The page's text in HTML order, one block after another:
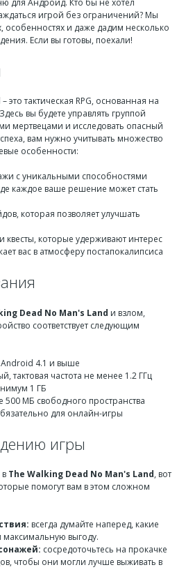
игрой без ограничений? Мы
особенностях и даже дадим несколько
Если вы готовы, поехали!
это тактическая RPG, основанная на
вы будете управлять группой
мертвецами и исследовать опасный
вам нужно учитывать множество
особенности:
с уникальными способностями
каждое ваше решение может стать
которая позволяет улучшать
которые удерживают интерес
вас в атмосферу постапокалипсиса
Dead No Man's Land и взлом,
соответствует следующим
4.1 и выше
тактовая частота не менее 1.2 ГГц
1 ГБ
500 МБ свободного пространства
для онлайн-игры
игры
The Walking Dead No Man's Land, вот
помогут вам в этом сложном
всегда думайте наперед, какие
максимальную выгоду.
сосредоточьтесь на прокачке
чтобы они могли лучше выживать в